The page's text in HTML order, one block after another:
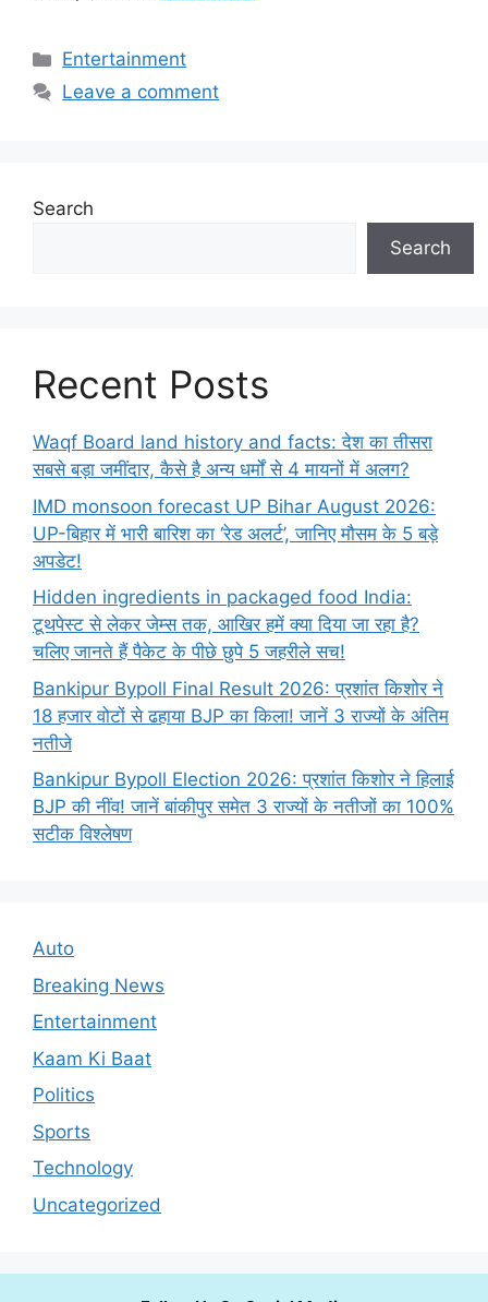
Categories
Entertainment
Leave a comment
Search
Search
Recent Posts
Waqf Board land history and facts: देश का तीसरा
सबसे बड़ा जमींदार, कैसे है अन्य धर्मों से 4 मायनों में अलग?
IMD monsoon forecast UP Bihar August 2026:
UP-बिहार में भारी बारिश का ‘रेड अलर्ट’, जानिए मौसम के 5 बड़े
अपडेट!
Hidden ingredients in packaged food India:
टूथपेस्ट से लेकर जेम्स तक, आखिर हमें क्या दिया जा रहा है?
चलिए जानते हैं पैकेट के पीछे छुपे 5 जहरीले सच!
Bankipur Bypoll Final Result 2026: प्रशांत किशोर ने
18 हजार वोटों से ढहाया BJP का किला! जानें 3 राज्यों के अंतिम
नतीजे
Bankipur Bypoll Election 2026: प्रशांत किशोर ने हिलाई
BJP की नींव! जानें बांकीपुर समेत 3 राज्यों के नतीजों का 100%
सटीक विश्लेषण
Auto
Breaking News
Entertainment
Kaam Ki Baat
Politics
Sports
Technology
Uncategorized